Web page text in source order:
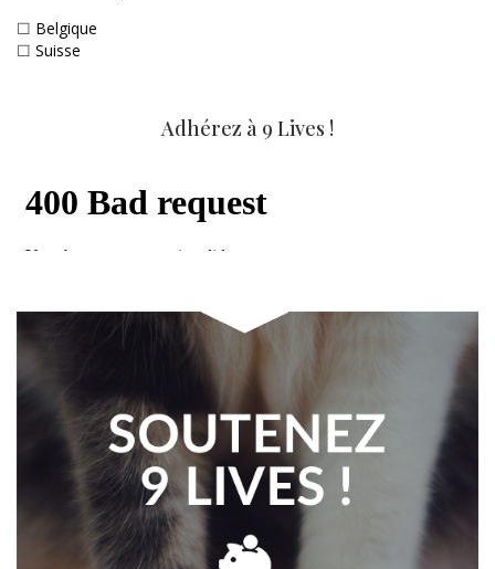
☐ Belgique
☐ Suisse
Adhérez à 9 Lives !